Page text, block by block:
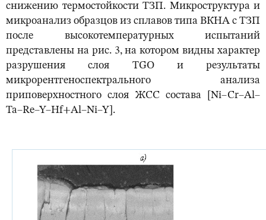
снижению термостойкости ТЗП. Микроструктура и
микроанализ образцов из сплавов типа ВКНА с ТЗП
после высокотемпературных испытаний
представлены на рис. 3, на котором видны характер
разрушения слоя TGO и результаты
микрорентгеноспектрального анализа
приповерхностного слоя ЖСС состава [Ni–Cr–Al–
Ta–Re–Y–Hf+Al–Ni–Y].